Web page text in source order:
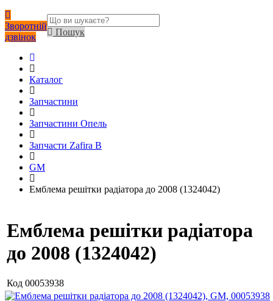
Зворотній
дзвінок
Пошук
Каталог
Запчастини
Запчастини Опель
Запчасти Zafira B
GM
Емблема решітки радіатора до 2008 (1324042)
Емблема решітки радіатора
до 2008 (1324042)
Код 00053938